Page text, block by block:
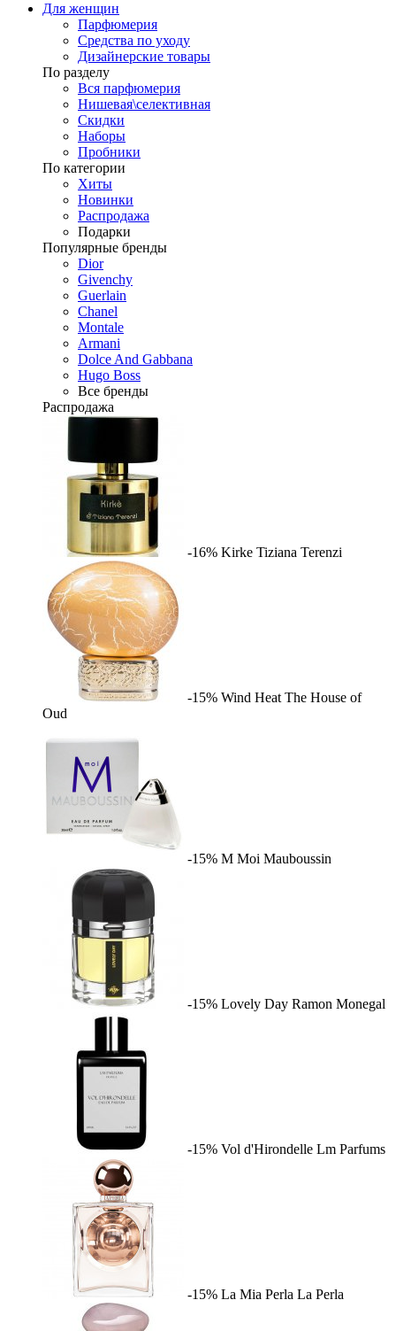
Для женщин
Парфюмерия
Средства по уходу
Дизайнерские товары
По разделу
Вся парфюмерия
Нишевая\селективная
Скидки
Наборы
Пробники
По категории
Хиты
Новинки
Распродажа
Подарки
Популярные бренды
Dior
Givenchy
Guerlain
Chanel
Montale
Armani
Dolce And Gabbana
Hugo Boss
Все бренды
Распродажа
-16% Kirke Tiziana Terenzi
-15% Wind Heat The House of
Oud
-15% M Moi Mauboussin
-15% Lovely Day Ramon Monegal
-15% Vol d'Hirondelle Lm Parfums
-15% La Mia Perla La Perla